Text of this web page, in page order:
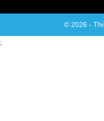
© 2026 -
;